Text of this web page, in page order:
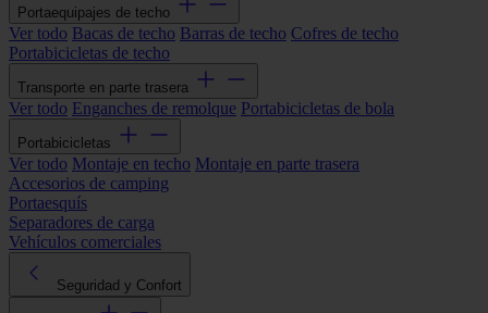
Portaequipajes de techo
Ver todo Bacas de techo Barras de techo Cofres de techo
Portabicicletas de techo
Transporte en parte trasera
Ver todo Enganches de remolque Portabicicletas de bola
Portabicicletas
Ver todo Montaje en techo Montaje en parte trasera
Accesorios de camping
Portaesquís
Separadores de carga
Vehículos comerciales
Seguridad y Confort